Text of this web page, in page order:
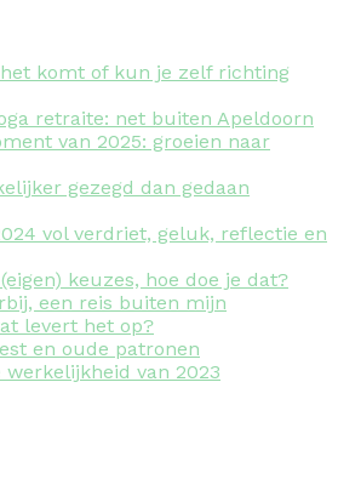
komt of kun je zelf richting
retraite: net buiten Apeldoorn
van 2025: groeien naar
gezegd dan gedaan
vol verdriet, geluk, reflectie en
keuzes, hoe doe je dat?
een reis buiten mijn
levert het op?
en oude patronen
werkelijkheid van 2023